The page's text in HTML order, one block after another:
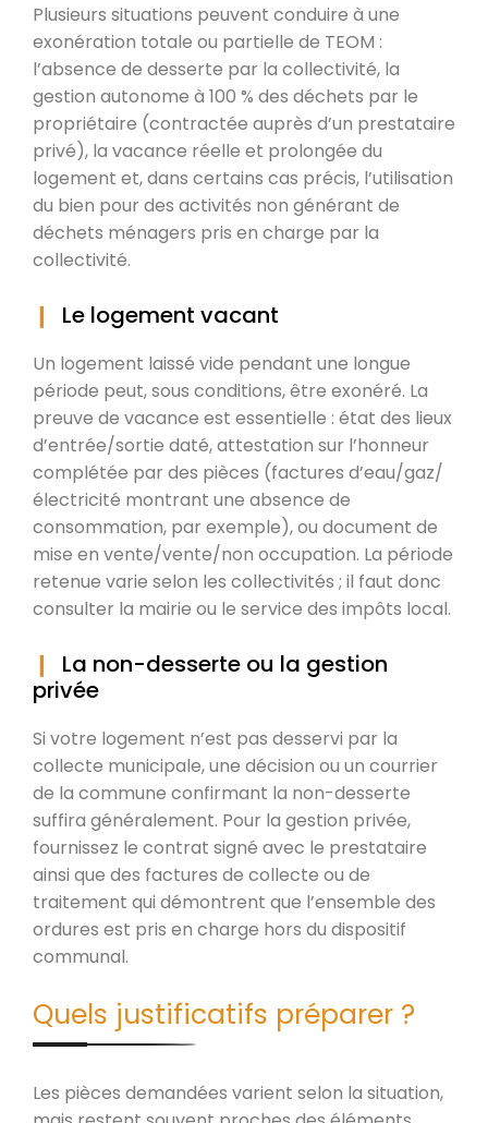
Plusieurs situations peuvent conduire à une
exonération totale ou partielle de TEOM :
l’absence de desserte par la collectivité, la
gestion autonome à 100 % des déchets par le
propriétaire (contractée auprès d’un prestataire
privé), la vacance réelle et prolongée du
logement et, dans certains cas précis, l’utilisation
du bien pour des activités non générant de
déchets ménagers pris en charge par la
collectivité.
Le logement vacant
Un logement laissé vide pendant une longue
période peut, sous conditions, être exonéré. La
preuve de vacance est essentielle : état des lieux
d’entrée/sortie daté, attestation sur l’honneur
complétée par des pièces (factures d’eau/gaz/
électricité montrant une absence de
consommation, par exemple), ou document de
mise en vente/vente/non occupation. La période
retenue varie selon les collectivités ; il faut donc
consulter la mairie ou le service des impôts local.
La non-desserte ou la gestion
privée
Si votre logement n’est pas desservi par la
collecte municipale, une décision ou un courrier
de la commune confirmant la non-desserte
suffira généralement. Pour la gestion privée,
fournissez le contrat signé avec le prestataire
ainsi que des factures de collecte ou de
traitement qui démontrent que l’ensemble des
ordures est pris en charge hors du dispositif
communal.
Quels justificatifs préparer ?
Les pièces demandées varient selon la situation,